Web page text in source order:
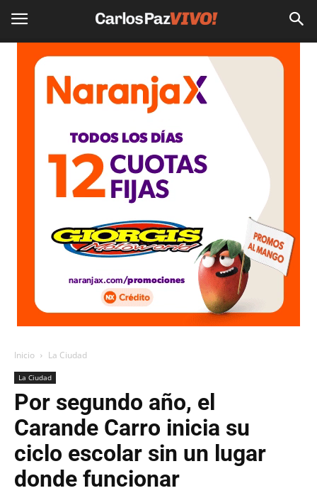
Inicio La Ciudad
La Ciudad
Por segundo año, el
Carande Carro inicia su
ciclo escolar sin un lugar
donde funcionar